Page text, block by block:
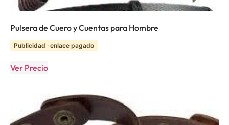
Pulsera de Cuero y Cuentas para Hombre
Publicidad · enlace pagado
Ver Precio